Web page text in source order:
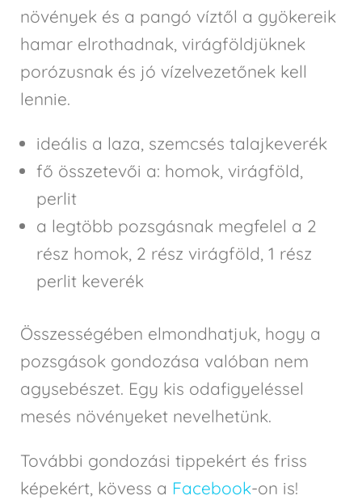
növények és a pangó víztől a gyökereik
hamar elrothadnak, virágföldjüknek
porózusnak és jó vízelvezetőnek kell
lennie.
ideális a laza, szemcsés talajkeverék
fő összetevői a: homok, virágföld,
perlit
a legtöbb pozsgásnak megfelel a 2
rész homok, 2 rész virágföld, 1 rész
perlit keverék
Összességében elmondhatjuk, hogy a
pozsgások gondozása valóban nem
agysebészet. Egy kis odafigyeléssel
mesés növényeket nevelhetünk.
További gondozási tippekért és friss
képekért, kövess a Facebook-on is!